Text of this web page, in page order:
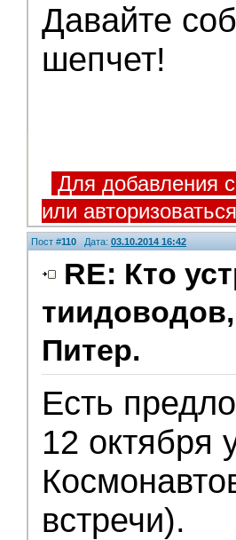
Давайте
шепчет!
Для добавления
или авторизоваться
Пост #110 Дата: 03.10.2014 16:42
RE: Кто
Питер.
Есть
12 октября
встречи).